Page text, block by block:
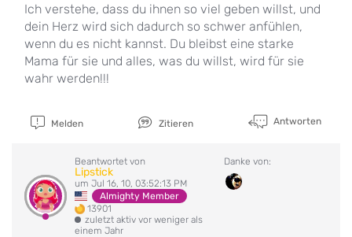
Ich verstehe, dass du ihnen so viel geben willst, und
dein Herz wird sich dadurch so schwer anfühlen,
wenn du es nicht kannst. Du bleibst eine starke
Mama für sie und alles, was du willst, wird für sie
wahr werden!!!
Melden Zitieren Antworten
Beantwortet von
Lipstick
um Jul 16, 10, 03:52:13 PM
Almighty Member
13901
zuletzt aktiv vor weniger als
einem Jahr
Danke von: